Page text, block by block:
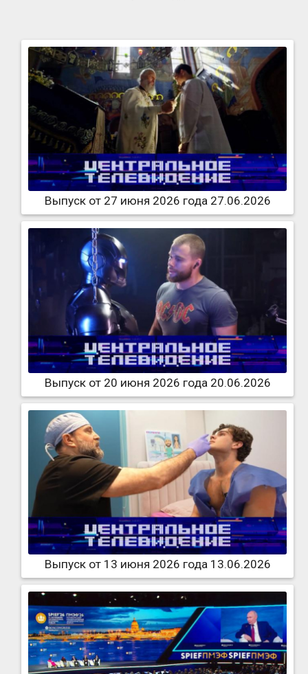
Выпуск от 27 июня 2026 года 27.06.2026
Выпуск от 20 июня 2026 года 20.06.2026
Выпуск от 13 июня 2026 года 13.06.2026